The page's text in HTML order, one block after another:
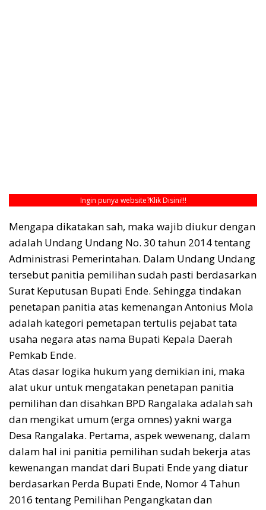
Ingin punya website?Klik Disini!!!
Mengapa dikatakan sah, maka wajib diukur dengan
adalah Undang Undang No. 30 tahun 2014 tentang
Administrasi Pemerintahan. Dalam Undang Undang
tersebut panitia pemilihan sudah pasti berdasarkan
Surat Keputusan Bupati Ende. Sehingga tindakan
penetapan panitia atas kemenangan Antonius Mola
adalah kategori pemetapan tertulis pejabat tata
usaha negara atas nama Bupati Kepala Daerah
Pemkab Ende.
Atas dasar logika hukum yang demikian ini, maka
alat ukur untuk mengatakan penetapan panitia
pemilihan dan disahkan BPD Rangalaka adalah sah
dan mengikat umum (erga omnes) yakni warga
Desa Rangalaka. Pertama, aspek wewenang, dalam
dalam hal ini panitia pemilihan sudah bekerja atas
kewenangan mandat dari Bupati Ende yang diatur
berdasarkan Perda Bupati Ende, Nomor 4 Tahun
2016 tentang Pemilihan Pengangkatan dan